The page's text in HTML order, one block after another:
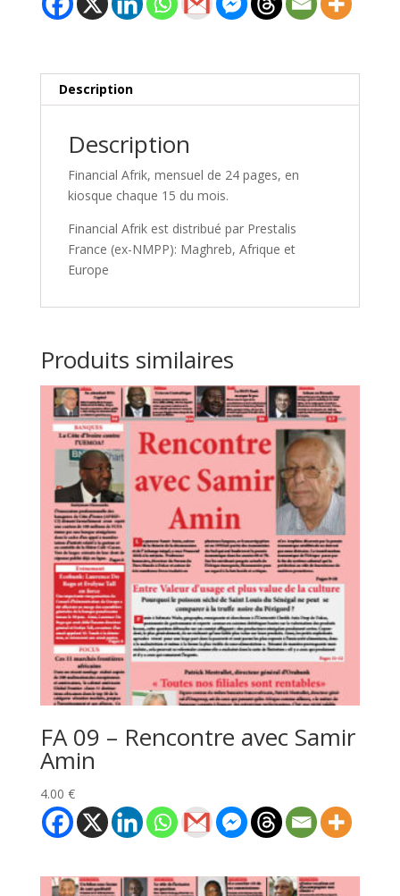
Description
Description
Financial Afrik, mensuel de 24 pages, en
kiosque chaque 15 du mois.
Financial Afrik est distribué par Prestalis
France (ex-NMPP): Maghreb, Afrique et
Europe
Produits similaires
FA 09 – Rencontre avec Samir
Amin
4.00 €